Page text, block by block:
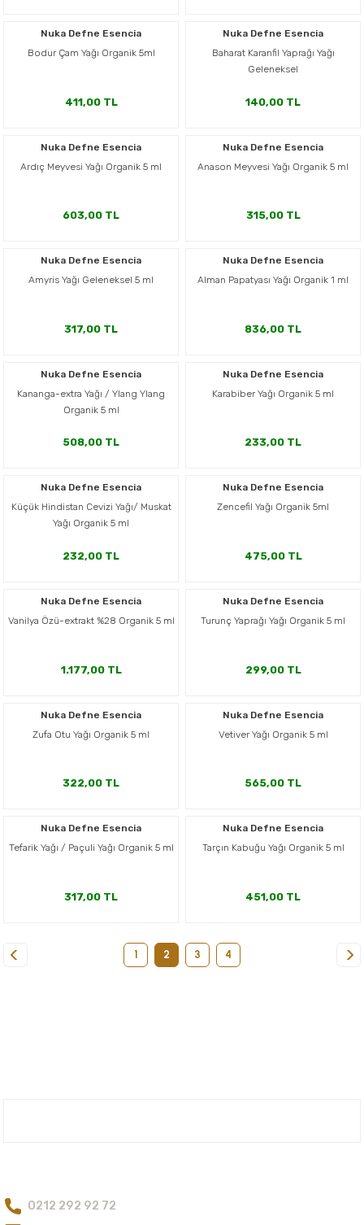
Nuka Defne Esencia
Bodur Çam Yağı Organik 5ml
411,00 TL
Nuka Defne Esencia
Baharat Karanfil Yaprağı Yağı
Geleneksel
140,00 TL
Nuka Defne Esencia
Ardıç Meyvesi Yağı Organik 5 ml
603,00 TL
Nuka Defne Esencia
Anason Meyvesi Yağı Organik 5 ml
315,00 TL
Nuka Defne Esencia
Amyris Yağı Geleneksel 5 ml
317,00 TL
Nuka Defne Esencia
Alman Papatyası Yağı Organik 1 ml
836,00 TL
Nuka Defne Esencia
Kananga-extra Yağı / Ylang Ylang
Organik 5 ml
508,00 TL
Nuka Defne Esencia
Karabiber Yağı Organik 5 ml
233,00 TL
Nuka Defne Esencia
Küçük Hindistan Cevizi Yağı/ Muskat
Yağı Organik 5 ml
232,00 TL
Nuka Defne Esencia
Zencefil Yağı Organik 5ml
475,00 TL
Nuka Defne Esencia
Vanilya Özü-extrakt %28 Organik 5 ml
1.177,00 TL
Nuka Defne Esencia
Turunç Yaprağı Yağı Organik 5 ml
299,00 TL
Nuka Defne Esencia
Zufa Otu Yağı Organik 5 ml
322,00 TL
Nuka Defne Esencia
Vetiver Yağı Organik 5 ml
565,00 TL
Nuka Defne Esencia
Tefarik Yağı / Paçuli Yağı Organik 5 ml
317,00 TL
Nuka Defne Esencia
Tarçın Kabuğu Yağı Organik 5 ml
451,00 TL
1 2 3 4
0212 292 92 72